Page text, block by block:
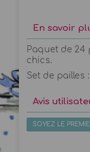
En savoir
Paquet de
chics.
Set de pailles
Avis
SOYEZ LE